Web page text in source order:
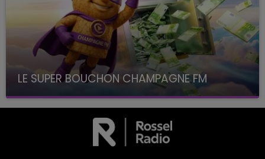
LE SUPER BOUCHON CHAMPAGNE FM
avec La Famille Champagne FM, à 8H10